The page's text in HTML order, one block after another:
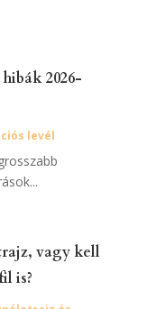
2026-
levél
vagy kell
is?